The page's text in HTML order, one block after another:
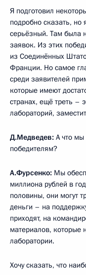
Я подготовил
подробно сказать, но
серьёзный. Там была
заявок. Из этих
из Соединённых
Франции. Но самое
среди заявителей
которые имеют
странах, ещё треть –
лабораторий,
Д.Медведев: А что мы
победителям?
А.Фурсенко: Мы
миллиона рублей в
половины, они могут
деньги – на
приходят, на
материалов, которые
лаборатории.
Хочу сказать, что